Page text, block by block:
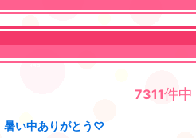
7311件中
暑い中ありがとう♡